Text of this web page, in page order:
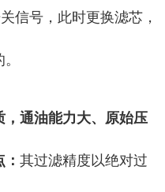
信号，此时更换滤芯，
通油能力大、原始压
其过滤精度以绝对过